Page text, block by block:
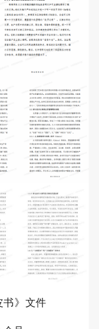
》 文件